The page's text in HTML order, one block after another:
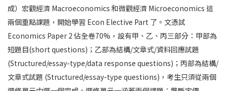
成）宏觀經濟 Macroeconomics 和微觀經濟 Microeconomics 這
兩個重點課題，開始學習 Econ Elective Part 了。文憑試
Economics Paper 2 佔全卷70%，設有甲、乙、丙三部分：甲部為
短題目(short questions)；乙部為結構/文章式/資料回應試題
(Structured/essay-type/data response questions)；丙部為結構/
文章式試題 (Structured/essay-type questions)，考生只須從兩個